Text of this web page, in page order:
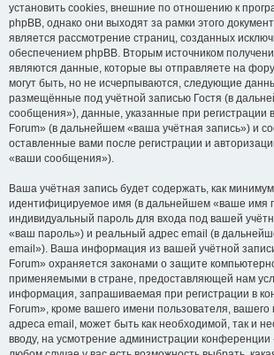
установить cookies, внешние по отношению к
phpBB, однако они выходят за рамки этого
является рассмотрение страниц, созданных
обеспечением phpBB. Вторым источником
являются данные, которые вы отправляете на
могут быть, но не исчерпываются, следующие
размещённые под учётной записью Гостя (в
сообщения»), данные, указанные при регистрации
Forum» (в дальнейшем «ваша учётная запись») и
оставленные вами после регистрации и
«ваши сообщения»).
Ваша учётная запись будет содержать, как
идентифицируемое имя (в дальнейшем «ваше имя
индивидуальный пароль для входа под вашей
«ваш пароль») и реальный адрес email (в
email»). Ваша информация из вашей учётной
Forum» охраняется законами о защите
применяемыми в стране, предоставляющей нам
информация, запрашиваемая при регистрации в
Forum», кроме вашего имени пользователя,
адреса email, может быть как необходимой, так и
вводу, на усмотрение администрации конференции